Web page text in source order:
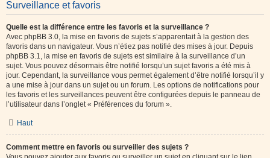
Surveillance et favoris
Quelle est la différence entre les favoris et la surveillance ?
Avec phpBB 3.0, la mise en favoris de sujets s’apparentait à la gestion des
favoris dans un navigateur. Vous n’étiez pas notifié des mises à jour. Depuis
phpBB 3.1, la mise en favoris de sujets est similaire à la surveillance d’un
sujet. Vous pouvez désormais être notifié lorsqu’un sujet favoris a été mis à
jour. Cependant, la surveillance vous permet également d’être notifié lorsqu’il y
a une mise à jour dans un sujet ou un forum. Les options de notifications pour
les favoris et les surveillances peuvent être configurées depuis le panneau de
l’utilisateur dans l’onglet « Préférences du forum ».
Haut
Comment mettre en favoris ou surveiller des sujets ?